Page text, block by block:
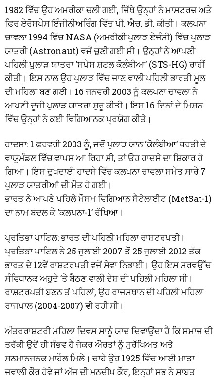
1982 ਵਿੱਚ ਉਹ ਅਮਰੀਕਾ ਚਲੀ ਗਈ, ਜਿੱਥੇ ਉਨ੍ਹਾਂ ਨੇ ਮਾਸਟਰਜ਼ ਅਤੇ
ਫਿਰ ਏਰੋਸਪੇਸ ਇੰਜੀਨੀਅਰਿੰਗ ਵਿੱਚ ਪੀ. ਐਚ. ਡੀ. ਕੀਤੀ। ਕਲਪਨਾ
ਚਾਵਲਾ 1994 ਵਿੱਚ NASA (ਅਮਰੀਕੀ ਪੁਲਾੜ ਏਜੰਸੀ) ਵਿੱਚ ਪੁਲਾੜ
ਯਾਤਰੀ (Astronaut) ਵਜੋਂ ਚੁਣੀ ਗਈ ਸੀ। ਉਨ੍ਹਾਂ ਨੇ ਆਪਣੀ
ਪਹਿਲੀ ਪੁਲਾੜ ਯਾਤਰਾ ‘ਸਪੇਸ ਸ਼ਟਲ ਕੋਲੰਬੀਆ’ (STS-HG) ਰਾਹੀਂ
ਕੀਤੀ। ਇਸ ਨਾਲ ਉਹ ਪੁਲਾੜ ਵਿੱਚ ਜਾਣ ਵਾਲੀ ਪਹਿਲੀ ਭਾਰਤੀ ਮੂਲ
ਦੀ ਮਹਿਲਾ ਬਣ ਗਈ। 16 ਜਨਵਰੀ 2003 ਨੂੰ ਕਲਪਨਾ ਚਾਵਲਾ ਨੇ
ਆਪਣੀ ਦੂਜੀ ਪੁਲਾੜ ਯਾਤਰਾ ਸ਼ੁਰੂ ਕੀਤੀ। ਇਸ 16 ਦਿਨਾਂ ਦੇ ਮਿਸ਼ਨ
ਵਿੱਚ ਉਨ੍ਹਾਂ ਨੇ ਕਈ ਵਿਗਿਆਨਕ ਪ੍ਰਯੋਗ ਕੀਤੇ।
ਹਾਦਸਾ: 1 ਫਰਵਰੀ 2003 ਨੂੰ, ਜਦੋਂ ਪੁਲਾੜ ਯਾਨ ‘ਕੋਲੰਬੀਆ’ ਧਰਤੀ ਦੇ
ਵਾਯੂਮੰਡਲ ਵਿੱਚ ਵਾਪਸ ਆ ਰਿਹਾ ਸੀ, ਤਾਂ ਉਹ ਹਾਦਸੇ ਦਾ ਸ਼ਿਕਾਰ ਹੋ
ਗਿਆ। ਇਸ ਦੁਖਦਾਈ ਹਾਦਸੇ ਵਿੱਚ ਕਲਪਨਾ ਚਾਵਲਾ ਸਮੇਤ ਸਾਰੇ 7
ਪੁਲਾੜ ਯਾਤਰੀਆਂ ਦੀ ਮੌਤ ਹੋ ਗਈ।
ਭਾਰਤ ਨੇ ਆਪਣੇ ਪਹਿਲੇ ਮੌਸਮ ਵਿਗਿਆਨ ਸੈਟੇਲਾਈਟ (MetSat-1)
ਦਾ ਨਾਮ ਬਦਲ ਕੇ ‘ਕਲਪਨਾ-1’ ਰੱਖਿਆ।
ਪ੍ਰਤਿਭਾ ਪਾਟਿਲ: ਭਾਰਤ ਦੀ ਪਹਿਲੀ ਮਹਿਲਾ ਰਾਸ਼ਟਰਪਤੀ।
ਪ੍ਰਤਿਭਾ ਪਾਟਿਲ ਨੇ 25 ਜੁਲਾਈ 2007 ਤੋਂ 25 ਜੁਲਾਈ 2012 ਤੱਕ
ਭਾਰਤ ਦੇ 12ਵੇਂ ਰਾਸ਼ਟਰਪਤੀ ਵਜੋਂ ਸੇਵਾ ਨਿਭਾਈ। ਉਹ ਇਸ ਸਰਵਉੱਚ
ਸੰਵਿਧਾਨਕ ਅਹੁਦੇ ’ਤੇ ਬੈਠਣ ਵਾਲੀ ਦੇਸ਼ ਦੀ ਪਹਿਲੀ ਮਹਿਲਾ ਸੀ।
ਰਾਸ਼ਟਰਪਤੀ ਬਣਨ ਤੋਂ ਪਹਿਲਾਂ, ਉਹ ਰਾਜਸਥਾਨ ਦੀ ਪਹਿਲੀ ਮਹਿਲਾ
ਰਾਜਪਾਲ (2004-2007) ਵੀ ਰਹੀ ਸੀ।
ਅੰਤਰਰਾਸ਼ਟਰੀ ਮਹਿਲਾ ਦਿਵਸ ਸਾਨੂੰ ਯਾਦ ਦਿਵਾਉਂਦਾ ਹੈ ਕਿ ਸਮਾਜ ਦੀ
ਤਰੱਕੀ ਉਦੋਂ ਹੀ ਸੰਭਵ ਹੈ ਜੇਕਰ ਔਰਤਾਂ ਨੂੰ ਸੁਰੱਖਿਅਤ ਅਤੇ
ਸਨਮਾਨਜਨਕ ਮਾਹੌਲ ਮਿਲੇ। ਚਾਹੇ ਉਹ 1925 ਵਿੱਚ ਆਈ ਮਾਤਾ
ਜਵਾਲੀ ਕੌਰ ਹੋਵੇ ਜਾਂ ਅੱਜ ਦੀ ਮਨਦੀਪ ਕੌਰ, ਇਨ੍ਹਾਂ ਸਭ ਨੇ ਸਾਬਤ